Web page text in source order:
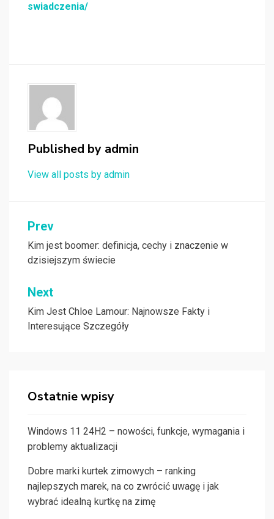
swiadczenia/
Published by admin
View all posts by admin
Nawigacja
wpisu
Prev
Kim jest boomer: definicja, cechy i znaczenie w
dzisiejszym świecie
Next
Kim Jest Chloe Lamour: Najnowsze Fakty i
Interesujące Szczegóły
Ostatnie wpisy
Windows 11 24H2 – nowości, funkcje, wymagania i
problemy aktualizacji
Dobre marki kurtek zimowych – ranking
najlepszych marek, na co zwrócić uwagę i jak
wybrać idealną kurtkę na zimę